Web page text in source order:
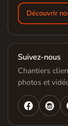
Découvrir
Suivez-nous
Chantiers
photos et
 